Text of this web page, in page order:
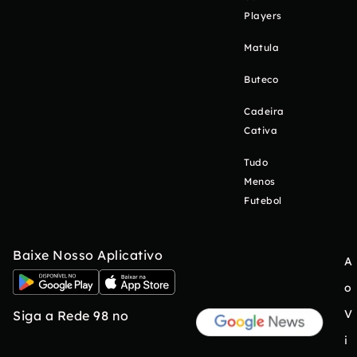
Players
Matula
Buteco
Cadeira
Cativa
Tudo
Menos
Futebol
Baixe Nosso Aplicativo
Siga a Rede 98 no
A
o
V
i